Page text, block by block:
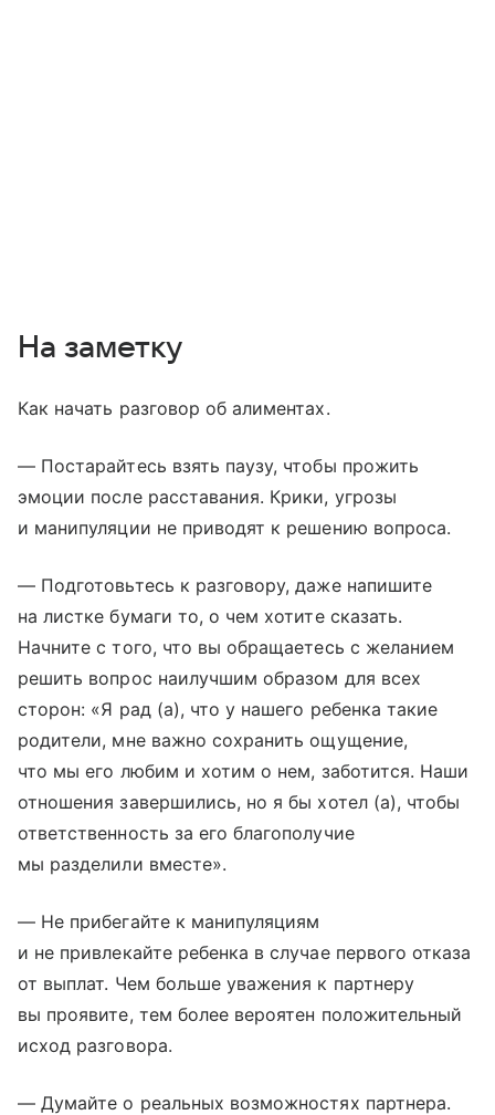
На заметку
Как начать разговор об алиментах.
— Постарайтесь взять паузу, чтобы прожить
эмоции после расставания. Крики, угрозы
и манипуляции не приводят к решению вопроса.
— Подготовьтесь к разговору, даже напишите
на листке бумаги то, о чем хотите сказать.
Начните с того, что вы обращаетесь с желанием
решить вопрос наилучшим образом для всех
сторон: «Я рад (а), что у нашего ребенка такие
родители, мне важно сохранить ощущение,
что мы его любим и хотим о нем, заботится. Наши
отношения завершились, но я бы хотел (а), чтобы
ответственность за его благополучие
мы разделили вместе».
— Не прибегайте к манипуляциям
и не привлекайте ребенка в случае первого отказа
от выплат. Чем больше уважения к партнеру
вы проявите, тем более вероятен положительный
исход разговора.
— Думайте о реальных возможностях партнера.